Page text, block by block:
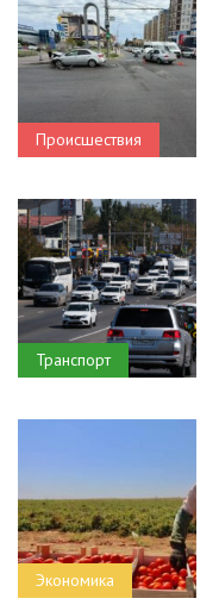
Происшествия
Транспорт
Экономика